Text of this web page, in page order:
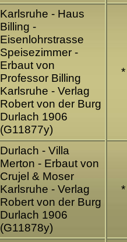
Karlsruhe - Haus
Billing -
Eisenlohrstrasse
Speisezimmer -
Erbaut von
Professor Billing
Karlsruhe - Verlag
Robert von der Burg
Durlach 1906
(G11877y)
*
Durlach - Villa
Merton - Erbaut von
Crujel & Moser
Karlsruhe - Verlag
Robert von der Burg
Durlach 1906
(G11878y)
*